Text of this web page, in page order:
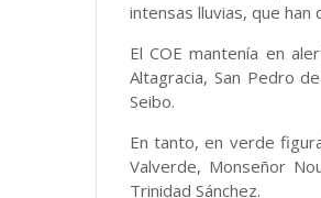
intensas lluvias, que
El COE mantenía en
Altagracia, San Pedro
Seibo.
En tanto, en verde
Valverde, Monseñor
Trinidad Sánchez.